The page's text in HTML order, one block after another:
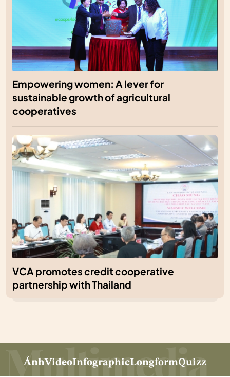
Empowering women: A lever for
sustainable growth of agricultural
cooperatives
VCA promotes credit cooperative
partnership with Thailand
ẢnhVideoInfographicLongformQuizz